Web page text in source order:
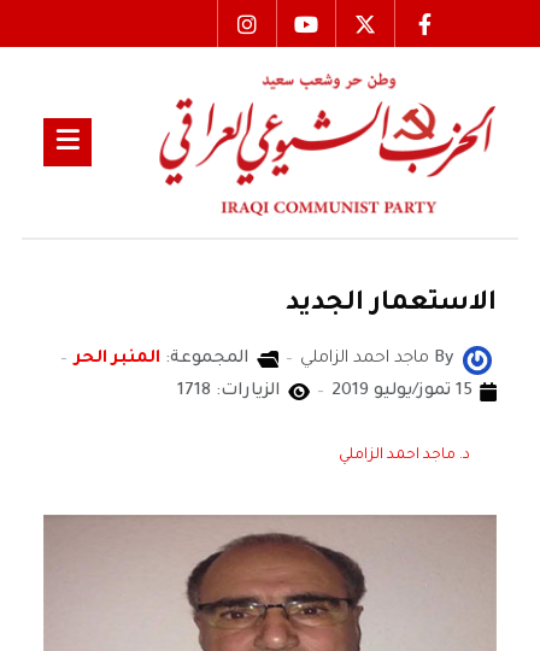
الاستعمار الجديد
By ماجد احمد الزاملي المجموعة: المنبر الحر
15 تموز/يوليو 2019
الزيارات: 1718
د. ماجد احمد الزاملي